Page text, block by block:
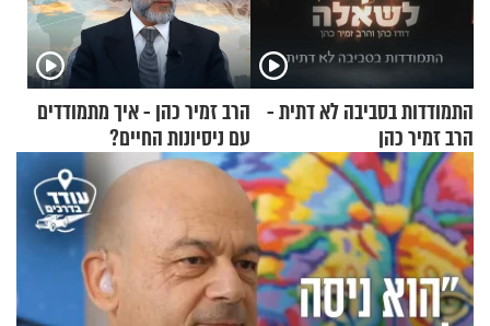
התמודדות בסביבה לא דתית -
הרב זמיר כהן
הרב זמיר כהן - איך מתמודדים
עם ניסיונות החיים?